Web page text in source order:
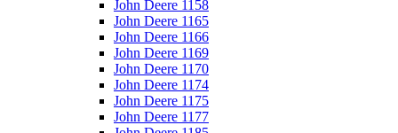
John Deere 1158
John Deere 1165
John Deere 1166
John Deere 1169
John Deere 1170
John Deere 1174
John Deere 1175
John Deere 1177